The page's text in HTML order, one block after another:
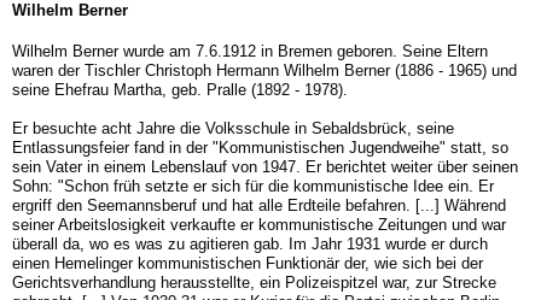
Wilhelm Berner
Wilhelm Berner wurde am 7.6.1912 in Bremen geboren. Seine Eltern
waren der Tischler Christoph Hermann Wilhelm Berner (1886 - 1965) und
seine Ehefrau Martha, geb. Pralle (1892 - 1978).
Er besuchte acht Jahre die Volksschule in Sebaldsbrück, seine
Entlassungsfeier fand in der "Kommunistischen Jugendweihe" statt, so
sein Vater in einem Lebenslauf von 1947. Er berichtet weiter über seinen
Sohn: "Schon früh setzte er sich für die kommunistische Idee ein. Er
ergriff den Seemannsberuf und hat alle Erdteile befahren. [...] Während
seiner Arbeitslosigkeit verkaufte er kommunistische Zeitungen und war
überall da, wo es was zu agitieren gab. Im Jahr 1931 wurde er durch
einen Hemelinger kommunistischen Funktionär der, wie sich bei der
Gerichtsverhandlung herausstellte, ein Polizeispitzel war, zur Strecke